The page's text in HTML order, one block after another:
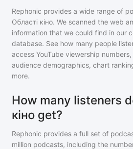
Rephonic provides a wide range of
Області кіно. We scanned the web
information that we could find in our
database. See how many people
access YouTube viewership
audience demographics, chart
more.
How many listeners
кіно get?
Rephonic provides a full set of
million podcasts, including the